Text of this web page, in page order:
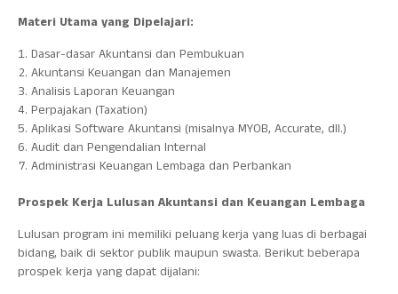
Materi Utama yang Dipelajari:
Dasar-dasar Akuntansi dan Pembukuan
Akuntansi Keuangan dan Manajemen
Analisis Laporan Keuangan
Perpajakan (Taxation)
Aplikasi Software Akuntansi (misalnya MYOB, Accurate, dll.)
Audit dan Pengendalian Internal
Administrasi Keuangan Lembaga dan Perbankan
Prospek Kerja Lulusan Akuntansi dan Keuangan Lembaga
Lulusan program ini memiliki peluang kerja yang luas di berbagai
bidang, baik di sektor publik maupun swasta. Berikut beberapa
prospek kerja yang dapat dijalani: